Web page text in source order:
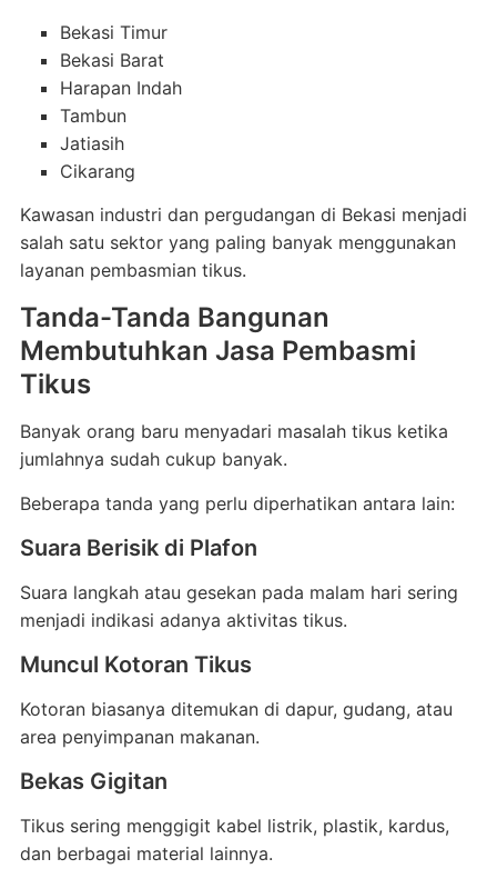
Bekasi Timur
Bekasi Barat
Harapan Indah
Tambun
Jatiasih
Cikarang
Kawasan industri dan pergudangan di Bekasi menjadi
salah satu sektor yang paling banyak menggunakan
layanan pembasmian tikus.
Tanda-Tanda Bangunan
Membutuhkan Jasa Pembasmi
Tikus
Banyak orang baru menyadari masalah tikus ketika
jumlahnya sudah cukup banyak.
Beberapa tanda yang perlu diperhatikan antara lain:
Suara Berisik di Plafon
Suara langkah atau gesekan pada malam hari sering
menjadi indikasi adanya aktivitas tikus.
Muncul Kotoran Tikus
Kotoran biasanya ditemukan di dapur, gudang, atau
area penyimpanan makanan.
Bekas Gigitan
Tikus sering menggigit kabel listrik, plastik, kardus,
dan berbagai material lainnya.